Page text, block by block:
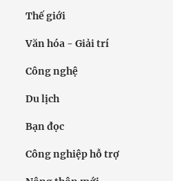
Thế giới
Văn hóa - Giải trí
Công nghệ
Du lịch
Bạn đọc
Công nghiệp hỗ trợ